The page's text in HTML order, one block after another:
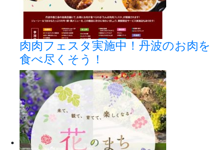
肉肉フェスタ実施中！丹波のお肉を
食べ尽くそう！